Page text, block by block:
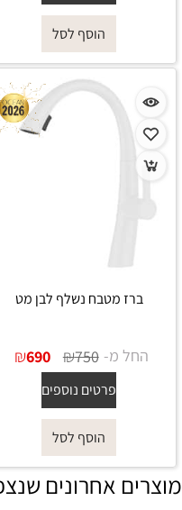
הוסף לסל
ברז מטבח נשלף לבן מט
החל מ- ₪750
₪690
פרטים נוספים
הוסף לסל
מוצרים אחרונים